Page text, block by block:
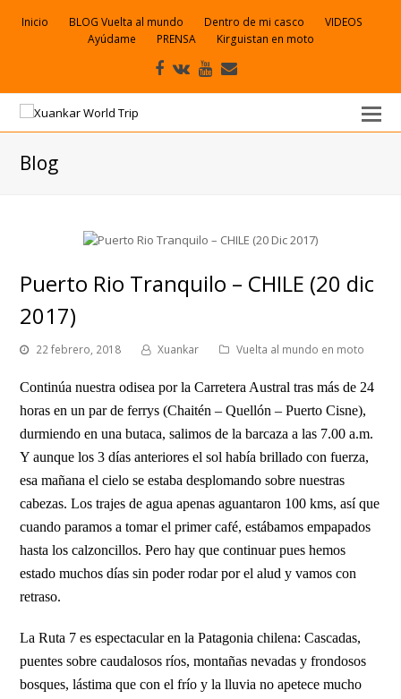
Inicio BLOG Vuelta al mundo Dentro de mi casco
VIDEOS
Ayúdame
PRENSA Kirguistan en moto
Facebook
VK Youtube
electrónico
Blog
Puerto Rio Tranquilo – CHILE (20 dic
2017)
22 febrero, 2018 Xuankar Vuelta al mundo en moto
Continúa nuestra odisea por la Carretera Austral tras más de 24
horas en un par de ferrys (Chaitén – Quellón – Puerto Cisne),
durmiendo en una butaca, salimos de la barcaza a las 7.00 a.m.
Y aunque los 3 días anteriores el sol había brillado con fuerza,
esa mañana el cielo se estaba desplomando sobre nuestras
cabezas. Los trajes de agua apenas aguantaron 100 kms, así que
cuando paramos a tomar el primer café, estábamos empapados
hasta los calzoncillos. Pero hay que continuar pues hemos
estado muchos días sin poder rodar por el alud y vamos con
retraso.
La Ruta 7 es espectacular en la Patagonia chilena: Cascadas,
puentes sobre caudalosos ríos, montañas nevadas y frondosos
bosques, lástima que con el frío y la lluvia no apetece mucho